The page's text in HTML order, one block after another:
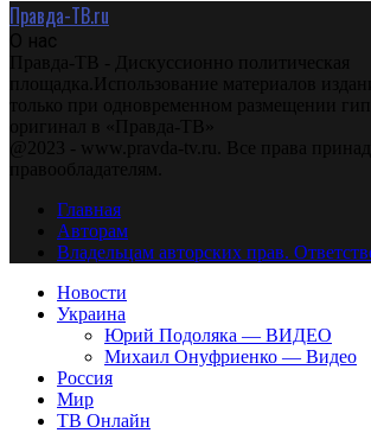
Правда-ТВ.ru
О нас
Правда-ТВ - Дискуссионно политическая
площадка.Использование материалов
только при одновременном размещении
оригинал в «Правда-ТВ»
@2023 - www.pravda-tv.ru. Все права
правообладателям.
Главная
Авторам
Владельцам авторских прав.
Новости
Украина
Юрий Подоляка — ВИДЕО
Михаил Онуфриенко — Видео
Россия
Мир
ТВ Онлайн